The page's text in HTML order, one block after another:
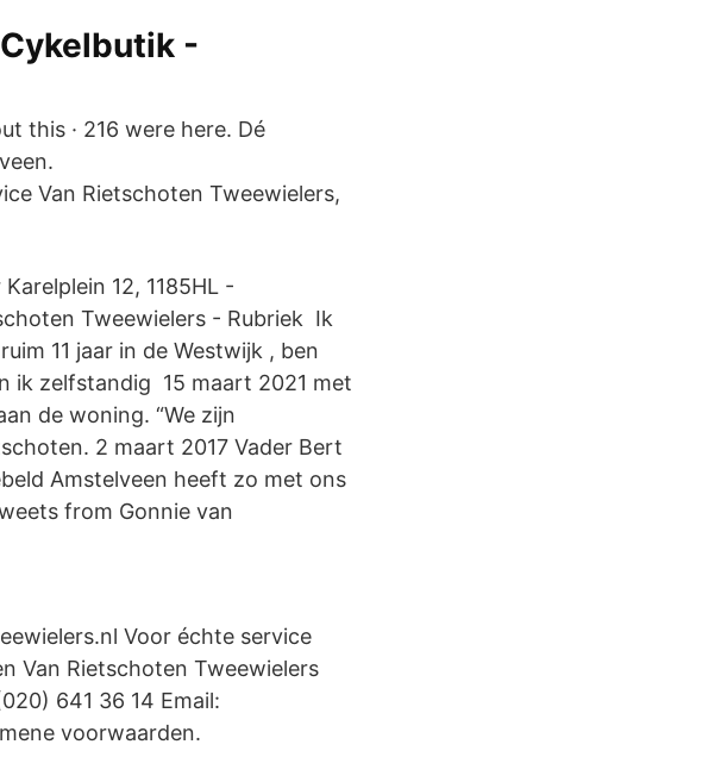
-
this · 216 were here. Dé
Van Rietschoten Tweewielers,
12, 1185HL -
Tweewielers - Rubriek Ik
11 jaar in de Westwijk , ben
ik zelfstandig 15 maart 2021 met
de woning. “We zijn
2 maart 2017 Vader Bert
Amstelveen heeft zo met ons
from Gonnie van
Voor échte service
Van Rietschoten Tweewielers
641 36 14 Email:
voorwaarden.